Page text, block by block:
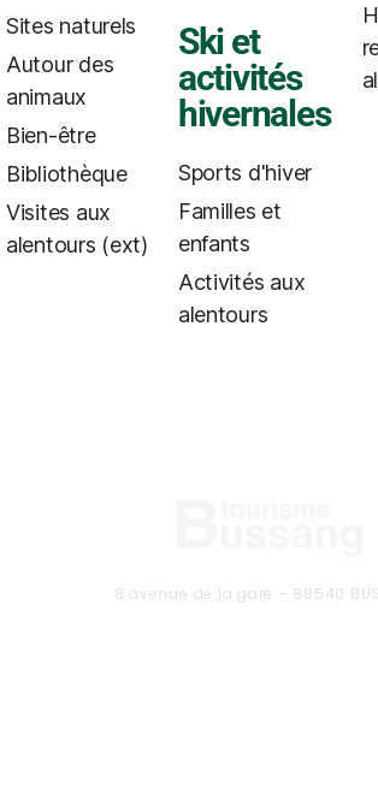
Sites naturels
Autour des
animaux
Bien-être
Bibliothèque
Visites aux
alentours (ext)
Ski et
activités
hivernales
Sports d'hiver
Familles et
enfants
Activités aux
alentours
8 avenue de la gare – 88540